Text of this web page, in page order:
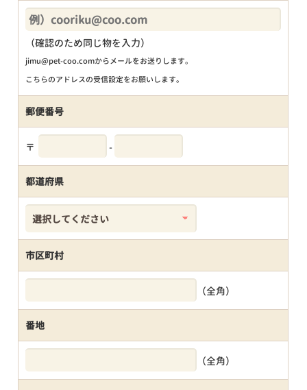
（確認のため同じ物を入力）
jimu@pet-coo.comからメールをお送りします。
こちらのアドレスの受信設定をお願いします。
郵便番号
〒 -
都道府県
市区町村
（全角）
番地
（全角）